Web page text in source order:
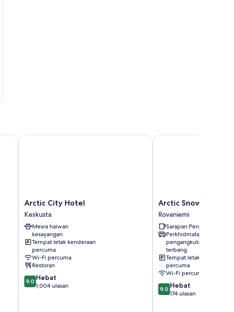
Arctic
City
Hotel
Keskusta
Arctic City Hotel
Keskusta
Mesra haiwan
kesayangan
Tempat letak kenderaan
percuma
Wi-Fi percuma
Restoran
9.0
daripada
9.0 Hebat
1,004 ulasan
Arctic City Hotel
Arctic
SnowHotel
&
Glass
Igloos
Rovaniemi
Arctic SnowHotel &
Rovaniemi
Sarapan Percuma
Perkhidmatan
pengangkutan lapangan
terbang
Tempat letak kenderaan
percuma
Wi-Fi percuma
9.0
daripada
9.0 Hebat
174 ulasan
Arctic SnowHotel &